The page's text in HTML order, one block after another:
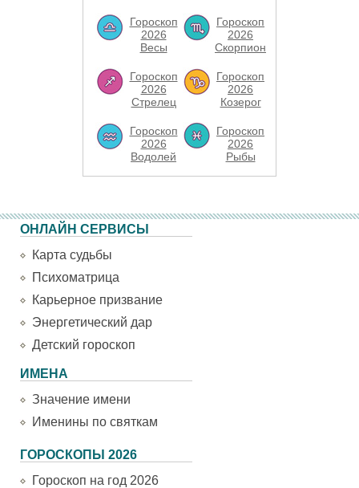
Гороскоп
2026
Весы
Гороскоп
2026
Скорпион
Гороскоп
2026
Стрелец
Гороскоп
2026
Козерог
Гороскоп
2026
Водолей
Гороскоп
2026
Рыбы
ОНЛАЙН СЕРВИСЫ
Карта судьбы
Психоматрица
Карьерное призвание
Энергетический дар
Детский гороскоп
ИМЕНА
Значение имени
Именины по святкам
ГОРОСКОПЫ 2026
Гороскоп на год 2026